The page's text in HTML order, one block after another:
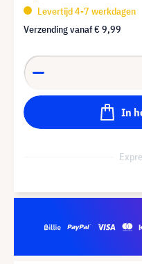
Levertijd 4-7 werkdagen
Verzending vanaf€ 9,99
In